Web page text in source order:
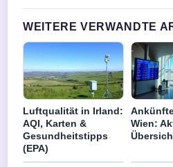
WEITERE VERWANDTE
Luftqualität in Irland:
AQI, Karten &
Gesundheitstipps
(EPA)
Wien: